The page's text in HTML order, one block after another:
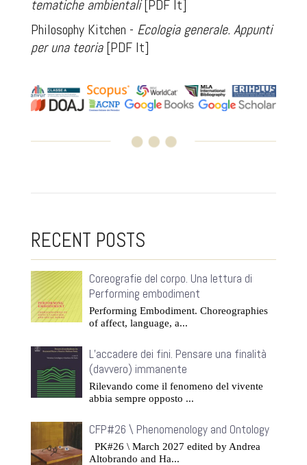
tematiche ambientali[PDF It]
Philosophy Kitchen - Ecologia generale. Appunti
per una teoria[PDF It]
RECENT POSTS
Coreografie del corpo. Una lettura di
Performing embodiment
Performing Embodiment. Choreographies
of affect, language, a...
L’accadere dei fini. Pensare una finalità
(davvero) immanente
Rilevando come il fenomeno del vivente
abbia sempre opposto ...
CFP#26 \ Phenomenology and Ontology
PK#26 \ March 2027 edited by Andrea
Altobrando and Ha...